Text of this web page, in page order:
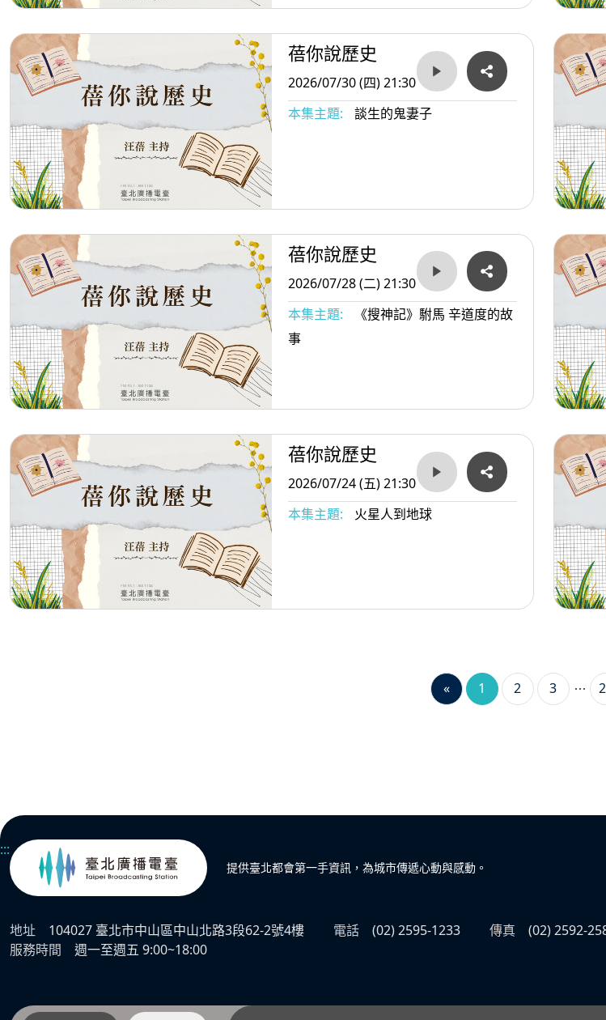
蓓你說歷史
2026/07/30 (四) 21:30
本集主題:
談生的鬼妻子
蓓你說歷史
2026/07/28 (二) 21:30
本集主題:
《搜神記》駙馬 辛道度的故
事
蓓你說歷史
2026/07/24 (五) 21:30
本集主題:
火星人到地球
« 1 2 3
:::
提供臺北都會第一手資訊，為城市傳遞心動與感動。
地址 104027 臺北市中山區中山北路3段62-2號4樓 電話 (02) 2595-1233 傳真
(02) 2592-
服務時間
週一至週五 9:00~18:00